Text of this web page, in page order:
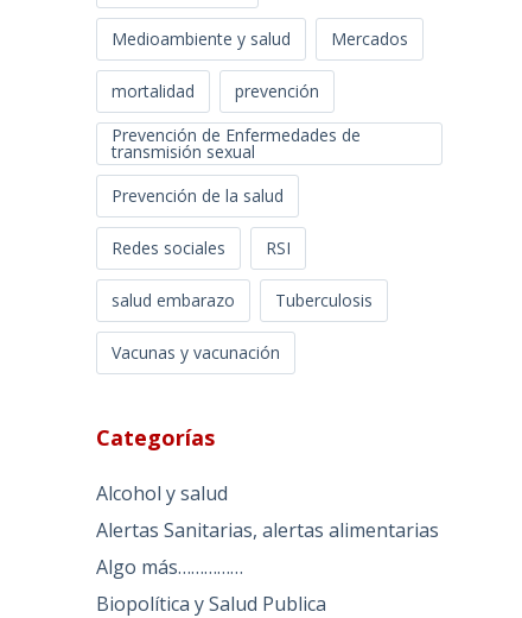
Medioambiente y salud Mercados
mortalidad
prevención
Prevención de Enfermedades de
transmisión sexual
Prevención de la salud
Redes sociales RSI
salud embarazo Tuberculosis
Vacunas y vacunación
Categorías
Alcohol y salud
Alertas Sanitarias, alertas alimentarias
Algo más……………
Biopolítica y Salud Publica